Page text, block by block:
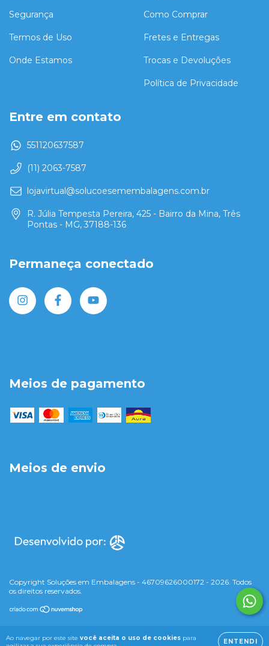
Ao navegar por este site você aceita o uso de cookies para
ENTENDI
Segurança
Termos de Uso
Onde Estamos
Como Comprar
Fretes e Entregas
Trocas e Devoluções
Política de Privacidade
Entre em contato
551120637587
(11) 2063-7587
lojavirtual@solucoesemembalagens.com.br
R. Júlia Tempesta Pereira, 425 - Bairro da Mina, Três
Pontas - MG, 37188-136
Permaneça conectado
Meios de pagamento
Meios de envio
Copyright Soluções em Embalagens - 46709626000172 - 2026. Todos
os direitos reservados.